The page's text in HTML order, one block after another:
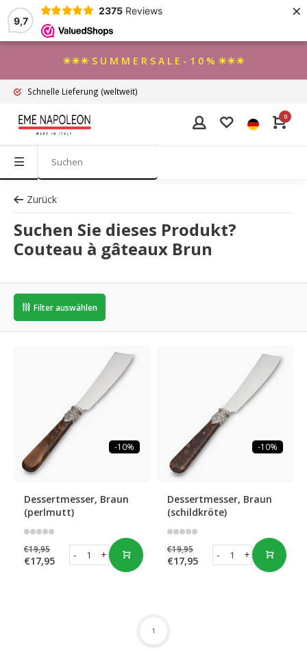
9,7
2375 Reviews ×
☀☀☀ S U M M E R S A L E - 1 0 % ☀☀☀
Schnelle Lieferung (weltweit)
0
Zurück
Suchen Sie dieses Produkt?
Couteau à gâteaux Brun
Filter auswählen
-10%
Dessertmesser, Braun
(perlmutt)
€19,95
€17,95 +
-
-10%
Dessertmesser, Braun
(schildkröte)
€19,95
€17,95 +
-
1